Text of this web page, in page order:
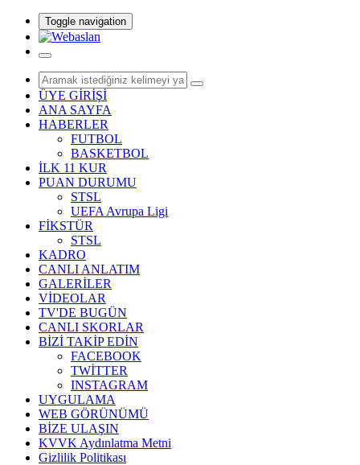
Toggle navigation
ÜYE GİRİŞİ
ANA SAYFA
HABERLER
FUTBOL
BASKETBOL
İLK 11 KUR
PUAN DURUMU
STSL
UEFA Avrupa Ligi
FİKSTÜR
STSL
KADRO
CANLI ANLATIM
GALERİLER
VİDEOLAR
TV'DE BUGÜN
CANLI SKORLAR
BİZİ TAKİP EDİN
FACEBOOK
TWİTTER
INSTAGRAM
UYGULAMA
WEB GÖRÜNÜMÜ
BİZE ULAŞIN
KVVK Aydınlatma Metni
Gizlilik Politikası